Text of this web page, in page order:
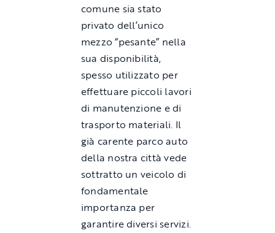
comune sia stato
privato dell’unico
mezzo “pesante” nella
sua disponibilità,
spesso utilizzato per
effettuare piccoli lavori
di manutenzione e di
trasporto materiali. Il
già carente parco auto
della nostra città vede
sottratto un veicolo di
fondamentale
importanza per
garantire diversi servizi.